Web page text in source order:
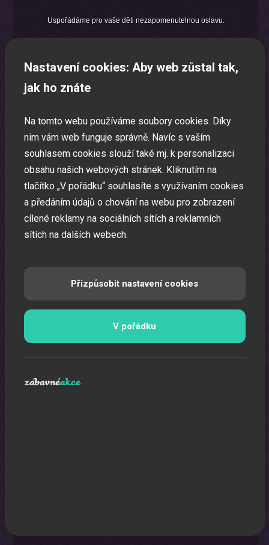
Uspořádáme pro vaše děti nezapomenutelnou oslavu.
Pomocí laserů Vám vytvoříme exkluzivní laser show.
Nastavení cookies: Aby web zůstal tak,
jak ho znáte
Na tomto webu používáme soubory cookies. Díky
nim vám web funguje správně. Navíc s vaším
souhlasem cookies slouží také mj. k personalizaci
obsahu našich webových stránek. Kliknutím na
tlačítko „V pořádku“ souhlasíte s využívaním cookies
a předáním údajů o chování na webu pro zobrazení
cílené reklamy na sociálních sítích a reklamních
sítích na dalších webech.
Přizpůsobit nastavení cookies
V pořádku